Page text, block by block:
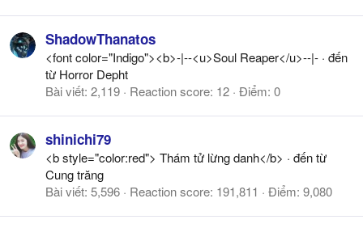
ShadowThanatos
<font color="Indigo"><b>-|--<u>Soul Reaper</u>--|- · đến
từ Horror Depht
Bài viết 2,119 Reaction score 12 Điểm 0
shinichi79
<b style="color:red"> Thám tử lừng danh</b> · đến từ
Cung trăng
Bài viết 5,596 Reaction score 191,811 Điểm 9,080